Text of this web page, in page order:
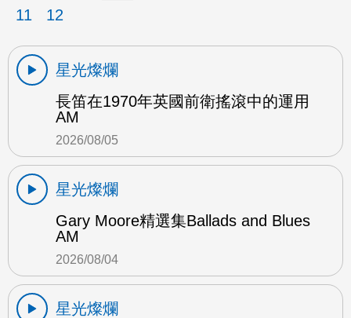
11
12
星光燦爛
長笛在1970年英國前衛搖滾中的運用
AM
2026/08/05
星光燦爛
Gary Moore精選集Ballads and Blues
AM
2026/08/04
星光燦爛